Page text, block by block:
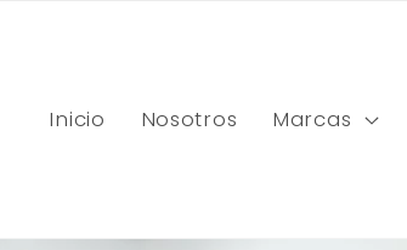
Inicio Nosotros Marcas